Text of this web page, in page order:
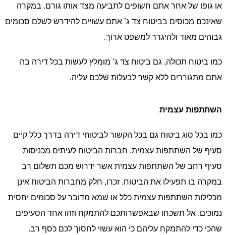
או גופו של אחר אתם חשופים לתביעה מצד אותו גורם. במקרה
שאינכם מכוסים בביטוח צד ג’ אתם עשויים להידרש לשלם סכומים
גבוהים מאוד ולהיגרר למשפט ארוך.
כמו ביטוח תכולה, גם ביטוח צד ג’ מומלץ לעשות בכל דירה בה
אתם מתגוררים ללא קשר לבעלות שלכם עליה.
השתתפות עצמית
כמו בכל סוג ביטוח גם בכל הקשור לביטוחי דירה בדרך כלל קיים
סעיף של השתתפות עצמית. חברות הביטוח לעיתים מכניסות
סעיף רחב של השתתפות עצמית אשר ידרוש מכם תשלום רב
במקרה בו תפעילו את הביטוח. זכרו, חלק מחברות הביטוח אינן
מכלילות השתתפות עצמית כלל או שמא מדובר על סכומים יחסית
נמוכים. אל תשכחו שבאפשרותכם להתמקח וזהו אחד הסעיפים
שהכי כדי להתמקח עליהם כי הוא עשוי לחסוך לכם כסף רב.